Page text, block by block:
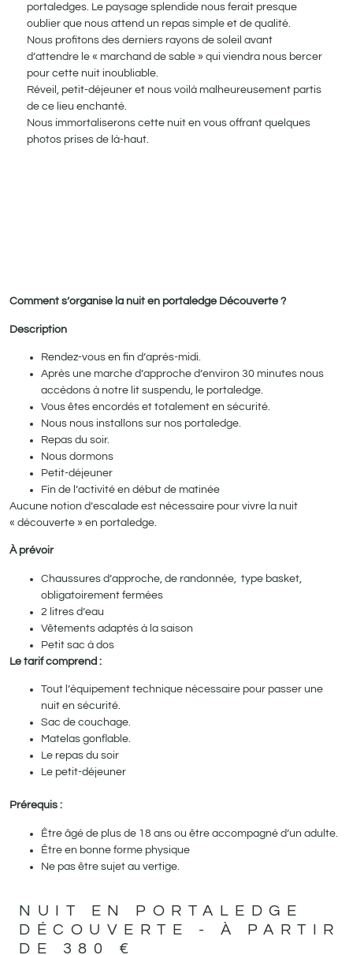
portaledges. Le paysage splendide nous ferait presque
oublier que nous attend un repas simple et de qualité.
Nous profitons des derniers rayons de soleil avant
d’attendre le « marchand de sable » qui viendra nous bercer
pour cette nuit inoubliable.
Réveil, petit-déjeuner et nous voilà malheureusement partis
de ce lieu enchanté.
Nous immortaliserons cette nuit en vous offrant quelques
photos prises de là-haut.
Comment s’organise la nuit en portaledge Découverte ?
Description
Rendez-vous en fin d’après-midi.
Après une marche d’approche d’environ 30 minutes nous
accédons à notre lit suspendu, le portaledge.
Vous êtes encordés et totalement en sécurité.
Nous nous installons sur nos portaledge.
Repas du soir.
Nous dormons
Petit-déjeuner
Fin de l’activité en début de matinée
Aucune notion d’escalade est nécessaire pour vivre la nuit
« découverte » en portaledge.
À prévoir
Chaussures d’approche, de randonnée, type basket,
obligatoirement fermées
2 litres d’eau
Vêtements adaptés à la saison
Petit sac à dos
Le tarif comprend :
Tout l’équipement technique nécessaire pour passer une
nuit en sécurité.
Sac de couchage.
Matelas gonflable.
Le repas du soir
Le petit-déjeuner
Prérequis :
Être âgé de plus de 18 ans ou être accompagné d’un adulte.
Être en bonne forme physique
Ne pas être sujet au vertige.
NUIT EN PORTALEDGE
DÉCOUVERTE - À PARTIR
DE 380 €